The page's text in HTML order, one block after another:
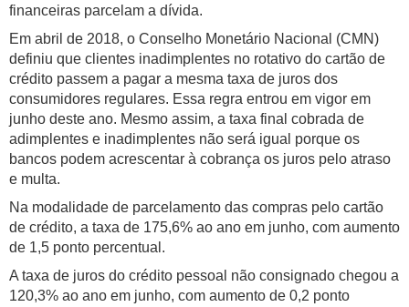
financeiras parcelam a dívida.
Em abril de 2018, o Conselho Monetário Nacional (CMN)
definiu que clientes inadimplentes no rotativo do cartão de
crédito passem a pagar a mesma taxa de juros dos
consumidores regulares. Essa regra entrou em vigor em
junho deste ano. Mesmo assim, a taxa final cobrada de
adimplentes e inadimplentes não será igual porque os
bancos podem acrescentar à cobrança os juros pelo atraso
e multa.
Na modalidade de parcelamento das compras pelo cartão
de crédito, a taxa de 175,6% ao ano em junho, com aumento
de 1,5 ponto percentual.
A taxa de juros do crédito pessoal não consignado chegou a
120,3% ao ano em junho, com aumento de 0,2 ponto